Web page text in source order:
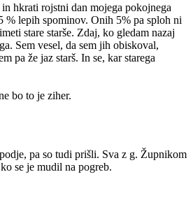
hkrati rojstni dan mojega pokojnega
% lepih spominov. Onih 5% pa sploh ni
stare starše. Zdaj, ko gledam nazaj
Sem vesel, da sem jih obiskoval,
pa že jaz starš. In se, kar starega
bo to je ziher.
pa so tudi prišli. Sva z g. Župnikom
se je mudil na pogreb.